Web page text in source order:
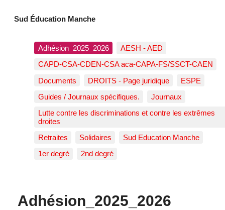
Sud Éducation Manche
Adhésion_2025_2026
AESH - AED
CAPD-CSA-CDEN-CSA aca-CAPA-FS/SSCT-CAEN
Documents
DROITS - Page juridique
ESPE
Guides / Journaux spécifiques.
Journaux
Lutte contre les discriminations et contre les extrêmes
droites
Retraites
Solidaires
Sud Education Manche
1er degré
2nd degré
Adhésion_2025_2026